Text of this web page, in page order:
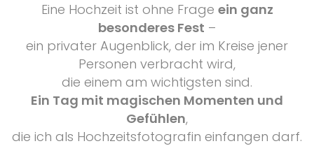
Eine Hochzeit ist ohne Frage ein ganz
besonderes Fest –
ein privater Augenblick, der im Kreise jener
Personen verbracht wird,
die einem am wichtigsten sind.
Ein Tag mit magischen Momenten und
Gefühlen,
die ich als Hochzeitsfotografin einfangen darf.